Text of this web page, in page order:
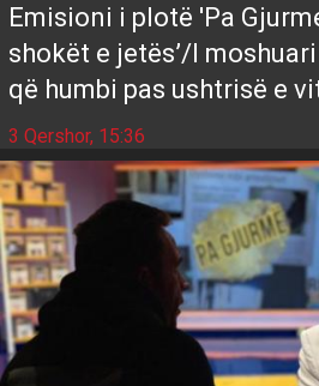
Emisioni i plotë 'Pa
shokët e jetës’/I
që humbi pas ushtrisë e
3 Qershor, 15:36